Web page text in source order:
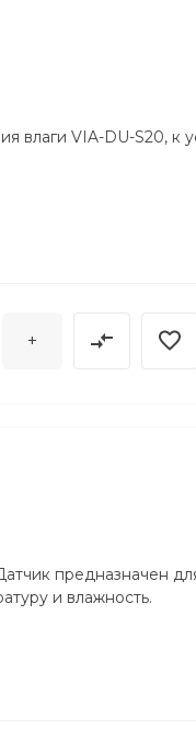
влаги VIA-DU-S20, к
+
предназначен
и влажность.